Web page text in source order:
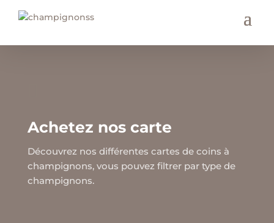
Achetez nos carte
Découvrez nos différentes cartes de coins à
champignons, vous pouvez filtrer par type de
champignons.